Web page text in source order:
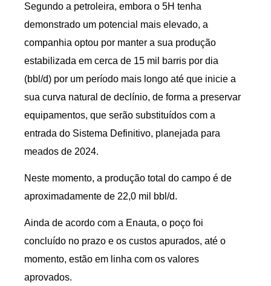
Segundo a petroleira, embora o 5H tenha
demonstrado um potencial mais elevado, a
companhia optou por manter a sua produção
estabilizada em cerca de 15 mil barris por dia
(bbl/d) por um período mais longo até que inicie a
sua curva natural de declínio, de forma a preservar
equipamentos, que serão substituídos com a
entrada do Sistema Definitivo, planejada para
meados de 2024.
Neste momento, a produção total do campo é de
aproximadamente de 22,0 mil bbl/d.
Ainda de acordo com a Enauta, o poço foi
concluído no prazo e os custos apurados, até o
momento, estão em linha com os valores
aprovados.